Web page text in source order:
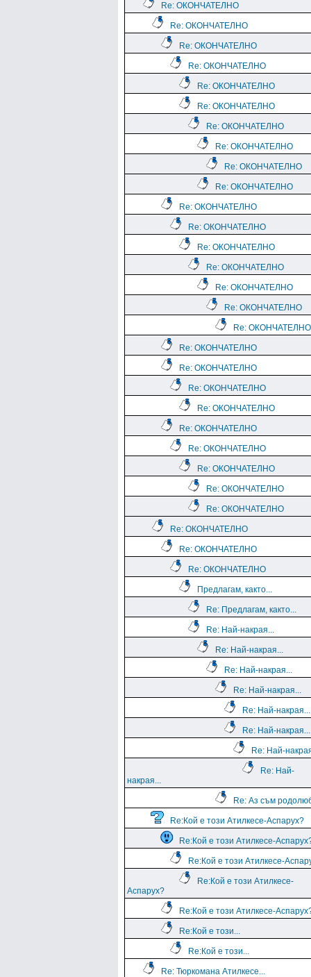
Re: ОКОНЧАТЕЛНО
Re: ОКОНЧАТЕЛНО
Re: ОКОНЧАТЕЛНО
Re: ОКОНЧАТЕЛНО
Re: ОКОНЧАТЕЛНО
Re: ОКОНЧАТЕЛНО
Re: ОКОНЧАТЕЛНО
Re: ОКОНЧАТЕЛНО
Re: ОКОНЧАТЕЛНО
Re: ОКОНЧАТЕЛНО
Re: ОКОНЧАТЕЛНО
Re: ОКОНЧАТЕЛНО
Re: ОКОНЧАТЕЛНО
Re: ОКОНЧАТЕЛНО
Re: ОКОНЧАТЕЛНО
Re: ОКОНЧАТЕЛНО
Re: ОКОНЧАТЕЛНО
Re: ОКОНЧАТЕЛНО
Re: ОКОНЧАТЕЛНО
Re: ОКОНЧАТЕЛНО
Re: ОКОНЧАТЕЛНО
Re: ОКОНЧАТЕЛНО
Re: ОКОНЧАТЕЛНО
Re: ОКОНЧАТЕЛНО
Re: ОКОНЧАТЕЛНО
Re: ОКОНЧАТЕЛНО
Re: ОКОНЧАТЕЛНО
Re: ОКОНЧАТЕЛНО
Re: ОКОНЧАТЕЛНО
Предлагам, както...
Re: Предлагам, както...
Re: Най-накрая...
Re: Най-накрая...
Re: Най-накрая...
Re: Най-накрая...
Re: Най-накрая...
Re: Най-накрая...
Re: Най-
Re: Най-
накрая...
Re: Аз съм
Re:Кой е този Атилкесе-Аспарух?
Re:Кой е този Атилкесе-
Re:Кой е този Атилкесе-
Re:Кой е този Атилкесе-
Аспарух?
Re:Кой е този Атилкесе-
Re:Кой е този...
Re:Кой е този...
Re: Тюркомана Атилкесе...